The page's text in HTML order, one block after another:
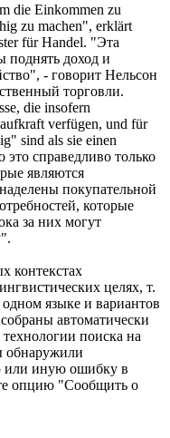
die Einkommen zu
zu machen", erklärt
für Handel. "Эта
поднять доход и
- говорит Нельсон
торговли.
die insofern
verfügen, und für
" sind als sie einen
это справедливо только
являются
покупательной
которые
за них могут
контекстах
целях, т.
языке и вариантов
автоматически
поиска на
обнаружили
или иную ошибку в
опцию "Сообщить о